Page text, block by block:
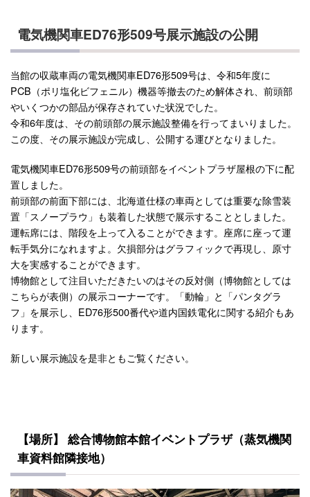
電気機関車ED76形509号展示施設の公開
当館の収蔵車両の電気機関車ED76形509号は、令和5年度に
PCB（ポリ塩化ビフェニル）機器等撤去のため解体され、前頭部
やいくつかの部品が保存されていた状況でした。
令和6年度は、その前頭部の展示施設整備を行ってまいりました。
この度、その展示施設が完成し、公開する運びとなりました。
電気機関車ED76形509号の前頭部をイベントプラザ屋根の下に配
置しました。
前頭部の前面下部には、北海道仕様の車両としては重要な除雪装
置「スノープラウ」も装着した状態で展示することとしました。
運転席には、階段を上って入ることができます。座席に座って運
転手気分になれますよ。欠損部分はグラフィックで再現し、原寸
大を実感することができます。
博物館として注目いただきたいのはその反対側（博物館としては
こちらが表側）の展示コーナーです。「動輪」と「パンタグラ
フ」を展示し、ED76形500番代や道内国鉄電化に関する紹介もあ
ります。
新しい展示施設を是非ともご覧ください。
【場所】 総合博物館本館イベントプラザ（蒸気機関
車資料館隣接地）